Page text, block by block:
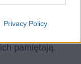
Privacy Policy
pamiętają.